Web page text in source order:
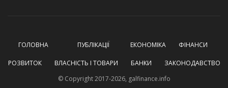
ГОЛОВНА ПУБЛІКАЦІЇ ЕКОНОМІКА ФІНАНСИ
РОЗВИТОК ВЛАСНІСТЬ І ТОВАРИ БАНКИ
ЗАКОНОДАВСТВО
© Copyright 2017-2026, galfinance.info